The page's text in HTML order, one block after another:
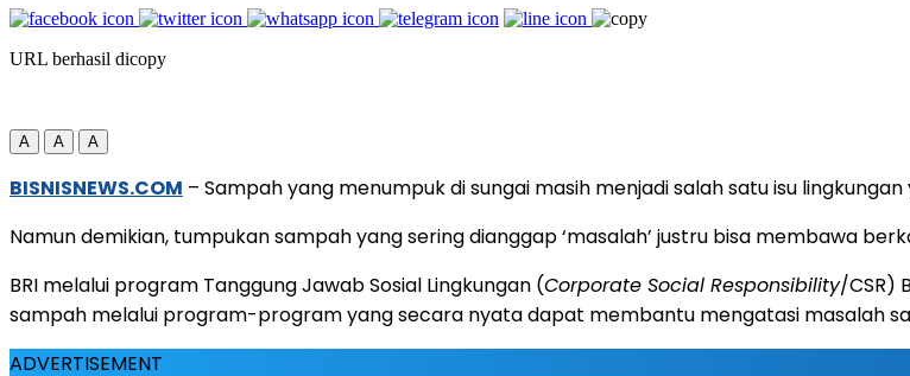
URL berhasil dicopy
A A A
BISNISNEWS.COM – Sampah yang menumpuk di sungai masih menjadi salah satu isu
Namun demikian, tumpukan sampah yang sering dianggap ‘masalah’ justru bisa membawa
BRI melalui program Tanggung Jawab Sosial Lingkungan (Corporate Social Responsibility/CSR)
sampah melalui program-program yang secara nyata dapat membantu mengatasi masalah
ADVERTISEMENT